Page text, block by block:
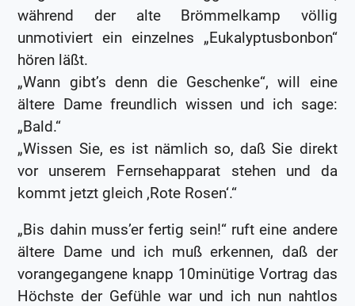
während der alte Brömmelkamp völlig
unmotiviert ein einzelnes „Eukalyptusbonbon“
hören läßt.
„Wann gibt’s denn die Geschenke“, will eine
ältere Dame freundlich wissen und ich sage:
„Bald.“
„Wissen Sie, es ist nämlich so, daß Sie direkt
vor unserem Fernsehapparat stehen und da
kommt jetzt gleich ‚Rote Rosen‘.“
„Bis dahin muss’er fertig sein!“ ruft eine andere
ältere Dame und ich muß erkennen, daß der
vorangegangene knapp 10minütige Vortrag das
Höchste der Gefühle war und ich nun nahtlos